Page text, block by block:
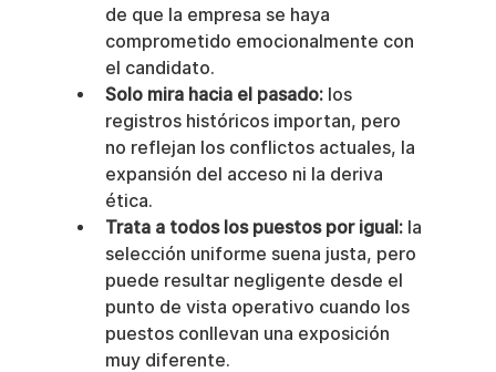
de que la empresa se haya
comprometido emocionalmente con
el candidato.
Solo mira hacia el pasado: los
registros históricos importan, pero
no reflejan los conflictos actuales, la
expansión del acceso ni la deriva
ética.
Trata a todos los puestos por igual: la
selección uniforme suena justa, pero
puede resultar negligente desde el
punto de vista operativo cuando los
puestos conllevan una exposición
muy diferente.